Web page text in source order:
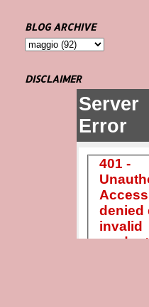
BLOG ARCHIVE
DISCLAIMER